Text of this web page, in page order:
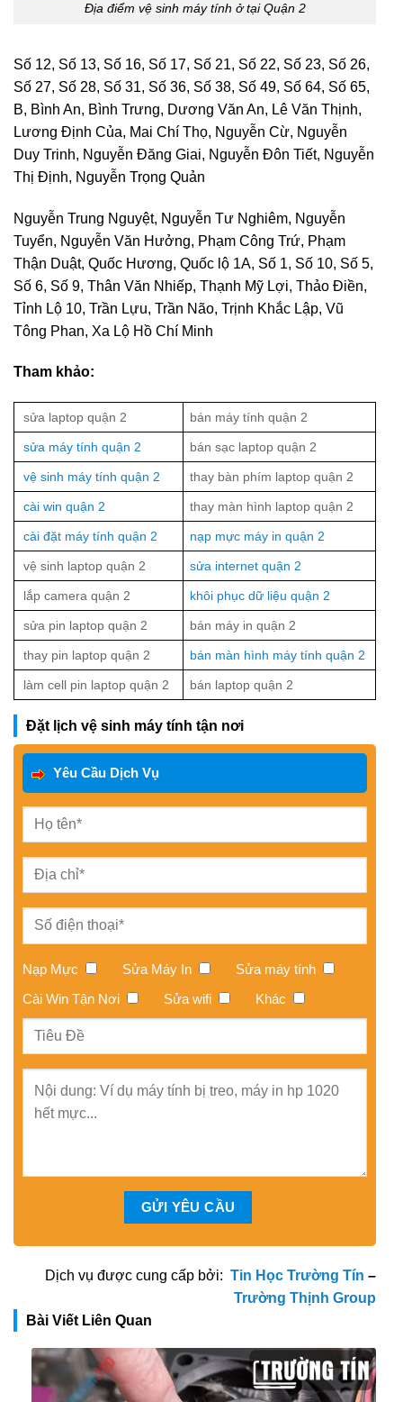
Địa điểm vệ sinh máy tính ở tại Quận 2
Số 12, Số 13, Số 16, Số 17, Số 21, Số 22, Số 23, Số 26,
Số 27, Số 28, Số 31, Số 36, Số 38, Số 49, Số 64, Số 65,
B, Bình An, Bình Trưng, Dương Văn An, Lê Văn Thịnh,
Lương Định Của, Mai Chí Thọ, Nguyễn Cừ, Nguyễn
Duy Trinh, Nguyễn Đăng Giai, Nguyễn Đôn Tiết, Nguyễn
Thị Định, Nguyễn Trọng Quản
Nguyễn Trung Nguyệt, Nguyễn Tư Nghiêm, Nguyễn
Tuyển, Nguyễn Văn Hưởng, Phạm Công Trứ, Phạm
Thận Duật, Quốc Hương, Quốc lộ 1A, Số 1, Số 10, Số 5,
Số 6, Số 9, Thân Văn Nhiếp, Thạnh Mỹ Lợi, Thảo Điền,
Tỉnh Lộ 10, Trần Lựu, Trần Não, Trịnh Khắc Lập, Vũ
Tông Phan, Xa Lộ Hồ Chí Minh
Tham khảo:
sửa laptop quận 2 bán máy tính quận 2
sửa máy tính quận 2 bán sạc laptop quận 2
vệ sinh máy tính quận 2 thay bàn phím laptop quận 2
cài win quận 2 thay màn hình laptop quận 2
cài đặt máy tính quận 2 nạp mực máy in quận 2
vệ sinh laptop quận 2 sửa internet quận 2
lắp camera quận 2 khôi phục dữ liệu quận 2
sửa pin laptop quận 2 bán máy in quận 2
thay pin laptop quận 2 bán màn hình máy tính quận 2
làm cell pin laptop quận 2 bán laptop quận 2
Đặt lịch vệ sinh máy tính tận nơi
Yêu Cầu Dịch Vụ
Nạp Mực Sửa Máy In
Sửa máy tính
Cài Win Tận Nơi
Sửa wifi Khác
Dịch vụ được cung cấp bởi: Tin Học Trường Tín –
Trường Thịnh Group
Bài Viết Liên Quan